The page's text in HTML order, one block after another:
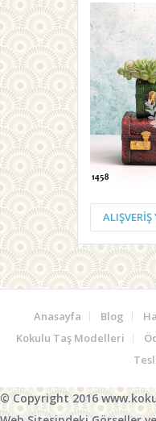
ALIŞVERIŞ
Anasayfa Blog
Kokulu Taş Modelleri
© Copyright 2016